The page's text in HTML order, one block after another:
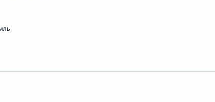
Федерации